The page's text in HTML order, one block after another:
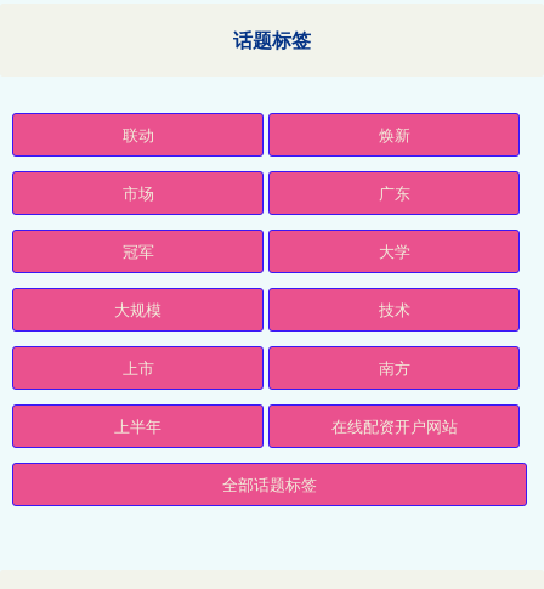
话题标签
联动 焕新
市场 广东
冠军 大学
大规模 技术
上市 南方
上半年 在线配资开户网站
全部话题标签